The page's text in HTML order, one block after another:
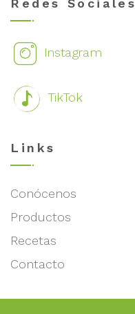
Redes Sociales
Instagram
TikTok
Links
Conócenos
Productos
Recetas
Contacto